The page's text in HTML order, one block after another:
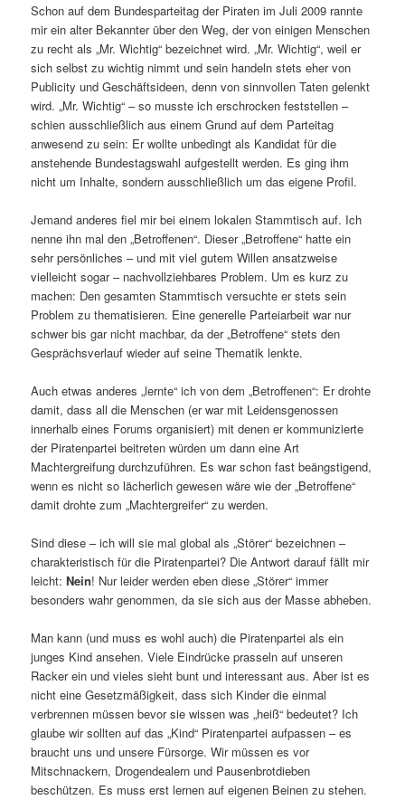
Schon auf dem Bundesparteitag der Piraten im Juli 2009 rannte
mir ein alter Bekannter über den Weg, der von einigen Menschen
zu recht als „Mr. Wichtig“ bezeichnet wird. „Mr. Wichtig“, weil er
sich selbst zu wichtig nimmt und sein handeln stets eher von
Publicity und Geschäftsideen, denn von sinnvollen Taten gelenkt
wird. „Mr. Wichtig“ – so musste ich erschrocken feststellen –
schien ausschließlich aus einem Grund auf dem Parteitag
anwesend zu sein: Er wollte unbedingt als Kandidat für die
anstehende Bundestagswahl aufgestellt werden. Es ging ihm
nicht um Inhalte, sondern ausschließlich um das eigene Profil.
Jemand anderes fiel mir bei einem lokalen Stammtisch auf. Ich
nenne ihn mal den „Betroffenen“. Dieser „Betroffene“ hatte ein
sehr persönliches – und mit viel gutem Willen ansatzweise
vielleicht sogar – nachvollziehbares Problem. Um es kurz zu
machen: Den gesamten Stammtisch versuchte er stets sein
Problem zu thematisieren. Eine generelle Parteiarbeit war nur
schwer bis gar nicht machbar, da der „Betroffene“ stets den
Gesprächsverlauf wieder auf seine Thematik lenkte.
Auch etwas anderes „lernte“ ich von dem „Betroffenen“: Er drohte
damit, dass all die Menschen (er war mit Leidensgenossen
innerhalb eines Forums organisiert) mit denen er kommunizierte
der Piratenpartei beitreten würden um dann eine Art
Machtergreifung durchzuführen. Es war schon fast beängstigend,
wenn es nicht so lächerlich gewesen wäre wie der „Betroffene“
damit drohte zum „Machtergreifer“ zu werden.
Sind diese – ich will sie mal global als „Störer“ bezeichnen –
charakteristisch für die Piratenpartei? Die Antwort darauf fällt mir
leicht:Nein! Nur leider werden eben diese „Störer“ immer
besonders wahr genommen, da sie sich aus der Masse abheben.
Man kann (und muss es wohl auch) die Piratenpartei als ein
junges Kind ansehen. Viele Eindrücke prasseln auf unseren
Racker ein und vieles sieht bunt und interessant aus. Aber ist es
nicht eine Gesetzmäßigkeit, dass sich Kinder die einmal
verbrennen müssen bevor sie wissen was „heiß“ bedeutet? Ich
glaube wir sollten auf das „Kind“ Piratenpartei aufpassen – es
braucht uns und unsere Fürsorge. Wir müssen es vor
Mitschnackern, Drogendealern und Pausenbrotdieben
beschützen. Es muss erst lernen auf eigenen Beinen zu stehen.